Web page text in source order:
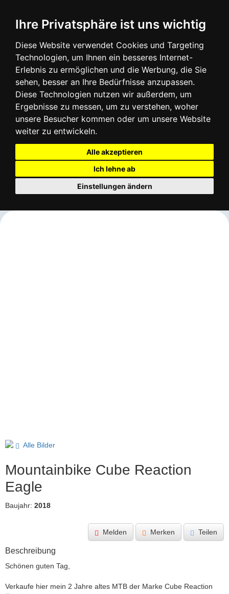
Ihre Privatsphäre ist uns wichtig
Diese Website verwendet Cookies und Targeting
Technologien, um Ihnen ein besseres Internet-
Erlebnis zu ermöglichen und die Werbung, die Sie
sehen, besser an Ihre Bedürfnisse anzupassen.
Diese Technologien nutzen wir außerdem, um
Ergebnisse zu messen, um zu verstehen, woher
unsere Besucher kommen oder um unsere Website
weiter zu entwickeln.
Alle akzeptieren
Ich lehne ab
Einstellungen ändern
Alle Bilder
Mountainbike Cube Reaction
Eagle
Baujahr: 2018
Melden Merken Teilen
Beschreibung
Schönen guten Tag,
Verkaufe hier mein 2 Jahre altes MTB der Marke Cube Reaction